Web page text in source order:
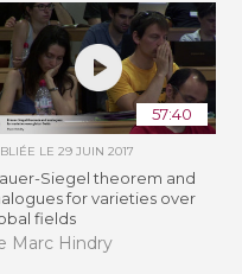
57:40
LE 29 JUIN 2017
Siegel theorem and
for varieties over
fields
Marc Hindry